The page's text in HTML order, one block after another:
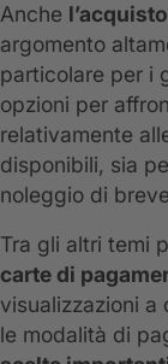
Anche
argomento
particolare per i
opzioni per
relativamente
disponibili, sia
noleggio di
Tra gli altri temi
carte di
visualizzazioni a
le modalità di